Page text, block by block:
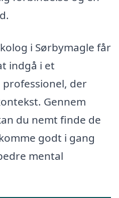
i Sørbymagle får
indgå i et
der
Gennem
du nemt finde de
godt i gang
mental